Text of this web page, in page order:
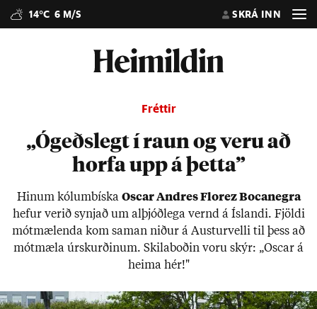
14°C 6 M/S SKRÁ INN
Fréttir
„Ógeðslegt í raun og veru að
horfa upp á þetta”
Hinum kól­umb­íska Oscar Andres Flor­ez Boca­negra
hef­ur ver­ið synj­að um al­þjóð­lega vernd á Ís­landi. Fjöldi
mót­mæl­enda kom sam­an nið­ur á Aust­ur­velli til þess að
mót­mæla úr­skurð­in­um. Skila­boð­in voru skýr: „Oscar á
heima hér!"